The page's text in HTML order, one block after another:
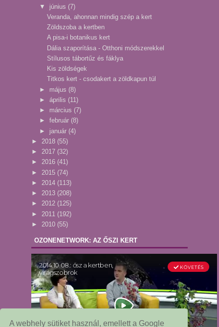
A webhely sütiket használ, emellett a Google
▼ június (7)
Veranda, ahonnan mindig szép a kert
Zöldszoba a kertben
A pisa-i botanikus kert
Dália szaporítása - Otthoni módszerekkel
Stílusos tábortűz és fáklya
Kis zöldségek
Titkos kert - csodakert a zöldkapun túl
► május (8)
► április (11)
► március (7)
► február (8)
► január (4)
► 2018 (55)
► 2017 (32)
► 2016 (41)
► 2015 (74)
► 2014 (113)
► 2013 (208)
► 2012 (125)
► 2011 (192)
► 2010 (55)
OZONENETWORK: AZ ŐSZI KERT